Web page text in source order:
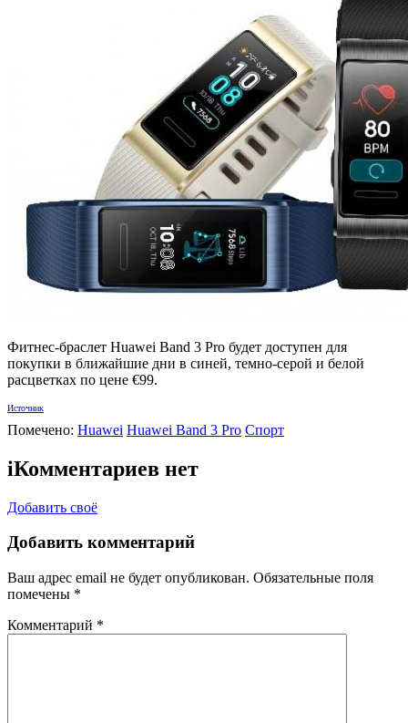
Фитнес-браслет Huawei Band 3 Pro будет доступен для
покупки в ближайшие дни в синей, темно-серой и белой
расцветках по цене €99.
Источник
Помечено: Huawei Huawei Band 3 Pro Спорт
iКомментариев нет
Добавить своё
Добавить комментарий
Ваш адрес email не будет опубликован. Обязательные поля
помечены *
Комментарий *